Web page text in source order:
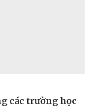
các trường học